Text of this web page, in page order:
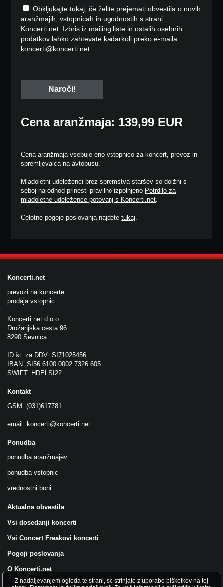
Obkljukajte tukaj, če želite prejemati obvestila o novih
aranžmajih, vstopnicah in ugodnostih s strani
Koncerti.net. Izbris iz mailing liste in ostalih osebnih
podatkov lahko zahtevate kadarkoli preko e-maila
koncerti@koncerti.net.
Cena aranžmaja: 139,99 EUR
Cena aranžmaja vsebuje eno vstopnico za koncert, prevoz in
spremljevalca na avtobusu.
Mladoletni udeleženci brez spremstva staršev so dolžni s
seboj na odhod prinesti pravilno izpolnjeno Potrdilo za
mladoletne udeležence potovanj s Koncerti.net.
Celotne pogoje poslovanja najdetetukaj.
Koncerti.net
prevozi na koncerte
prodaja vstopnic
Koncerti.net d.o.o.
Drožanjska cesta 96
8290 Sevnica
ID št. za DDV: SI71025456
IBAN: SI56 6100 0002 7326 605
SWIFT: HDELSI22
Kontakt
GSM: (031)617781
email: koncerti@koncerti.net
Ponudba
ponudba aranžmajev
ponudba vstopnic
vrednostni boni
Aktualna obvestila
Vsi dosedanji koncerti
Vsi Concert Freakovi koncerti
Pogoji poslovanja
O Koncerti.net
Z nadaljevanjem ogleda te strani, se strinjate z uporabo piškotkov na tej